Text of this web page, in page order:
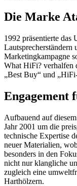
Die Marke
1992 präsentierte das
Lautsprecherständern
Marketingkampagne
What HiFi? verhalfen
„Best Buy“ und
Engagement
Aufbauend auf
Jahr 2001 um die
technische Expertise
neuer Materialien,
besonders in den
nicht nur klangliche
zugleich eine
Harthölzern.